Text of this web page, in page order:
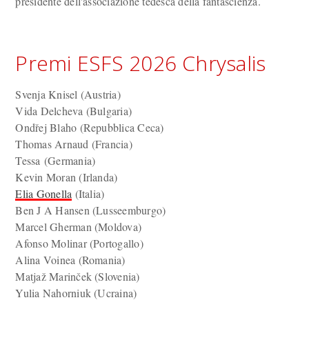
Premi ESFS 2026 Chrysalis
Svenja Knisel (Austria)
Vida Delcheva (Bulgaria)
Ondřej Blaho (Repubblica Ceca)
Thomas Arnaud (Francia)
Tessa (Germania)
Kevin Moran (Irlanda)
Elia Gonella (Italia)
Ben J A Hansen (Lusseemburgo)
Marcel Gherman (Moldova)
Afonso Molinar (Portogallo)
Alina Voinea (Romania)
Matjaž Marinček (Slovenia)
Yulia Nahorniuk (Ucraina)